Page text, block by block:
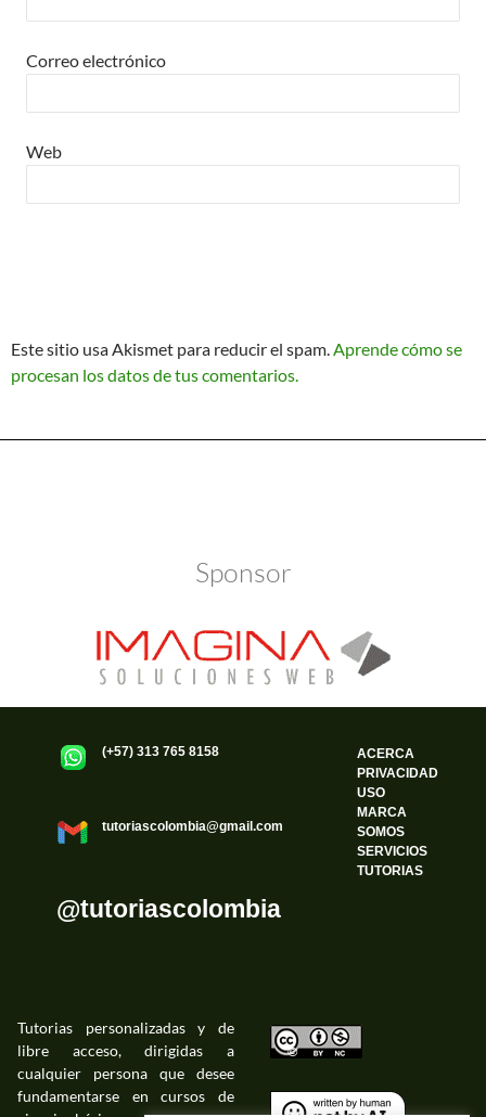
Correo electrónico
Web
Este sitio usa Akismet para reducir el spam.Aprende cómo se
procesan los datos de tus comentarios.
Sponsor
(+57) 313 765 8158
tutoriascolombia@gmail.com
@tutoriascolombia
ACERCA
PRIVACIDAD
USO
MARCA
SOMOS
SERVICIOS
TUTORIAS
Tutorias personalizadas y de
libre acceso, dirigidas a
cualquier persona que desee
fundamentarse en cursos de
©